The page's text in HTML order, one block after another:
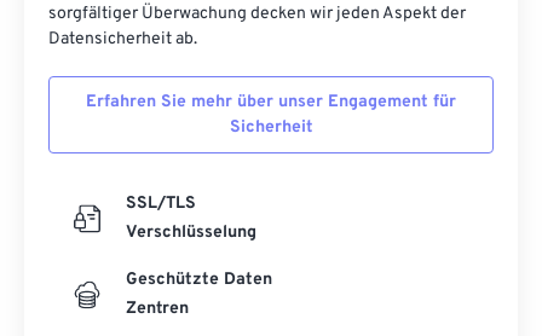
sorgfältiger Überwachung decken wir jeden Aspekt der
Datensicherheit ab.
Erfahren Sie mehr über unser Engagement für
Sicherheit
SSL/TLS
Verschlüsselung
Geschützte Daten
Zentren